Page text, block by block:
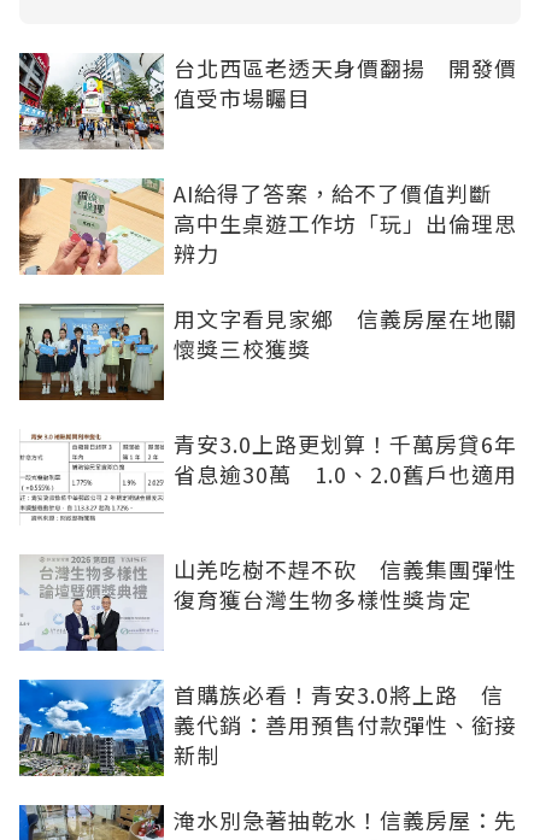
台北西區老透天身價翻揚 開發價
值受市場矚目
AI給得了答案，給不了價值判斷
高中生桌遊工作坊「玩」出倫理思
辨力
用文字看見家鄉 信義房屋在地關
懷獎三校獲獎
青安3.0上路更划算！千萬房貸6年
省息逾30萬 1.0、2.0舊戶也適用
山羌吃樹不趕不砍 信義集團彈性
復育獲台灣生物多樣性獎肯定
首購族必看！青安3.0將上路 信
義代銷：善用預售付款彈性、銜接
新制
淹水別急著抽乾水！信義房屋：先